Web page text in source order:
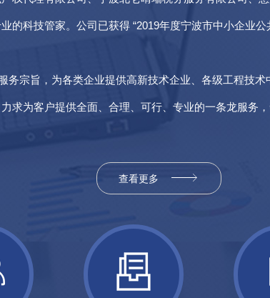
科技管家。公司已获得 “2019年度宁波市中小企业
务宗旨，为各类企业提供高新技术企业、各级工程技
求为客户提供全面、合理、可行、专业的一条龙服务
查看更多